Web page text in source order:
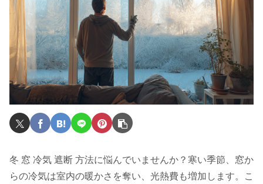
冬 窓 冷気 遮断 方法に悩んでいませんか？寒い季節、窓か
らの冷気は室内の暖かさを奪い、光熱費も増加します。こ